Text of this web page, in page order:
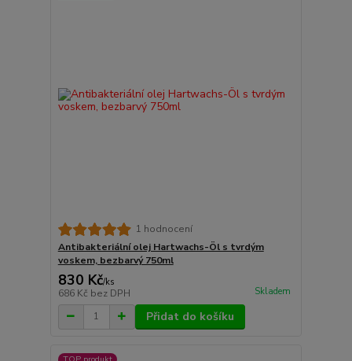
1 hodnocení
Antibakteriální olej Hartwachs-Öl s tvrdým
voskem, bezbarvý 750ml
830 Kč/ks
686 Kč bez DPH Skladem
Přidat do košíku